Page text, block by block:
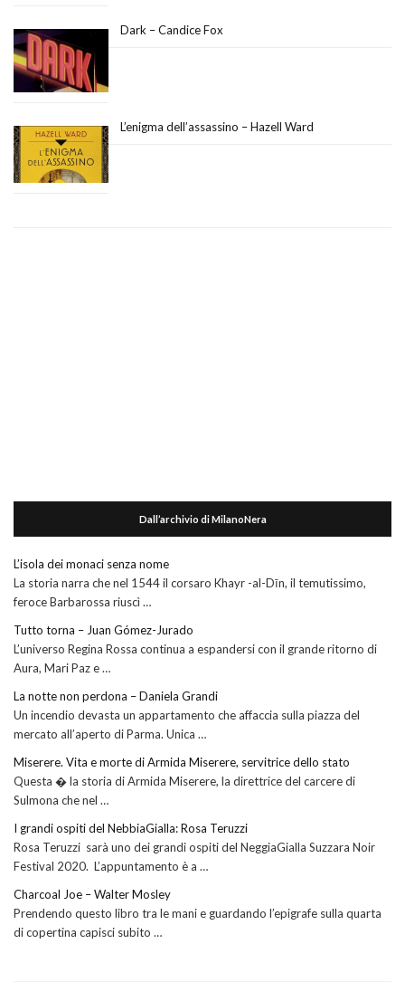
Dark – Candice Fox
L’enigma dell’assassino – Hazell Ward
Dall’archivio di MilanoNera
L’isola dei monaci senza nome
La storia narra che nel 1544 il corsaro Khayr -al-Dīn, il temutissimo,
feroce Barbarossa riuscì …
Tutto torna – Juan Gómez-Jurado
L’universo Regina Rossa continua a espandersi con il grande ritorno di
Aura, Mari Paz e …
La notte non perdona – Daniela Grandi
Un incendio devasta un appartamento che affaccia sulla piazza del
mercato all’aperto di Parma. Unica …
Miserere. Vita e morte di Armida Miserere, servitrice dello stato
Questa � la storia di Armida Miserere, la direttrice del carcere di
Sulmona che nel …
I grandi ospiti del NebbiaGialla: Rosa Teruzzi
Rosa Teruzzi sarà uno dei grandi ospiti del NeggiaGialla Suzzara Noir
Festival 2020. L’appuntamento è a …
Charcoal Joe – Walter Mosley
Prendendo questo libro tra le mani e guardando l’epigrafe sulla quarta
di copertina capisci subito …